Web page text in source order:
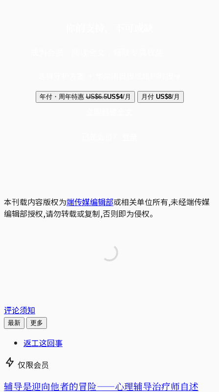
年付・周年特惠 US$6.5US$4/月 月付 US$8/月
本刊载内容版权为端传媒编辑部或相关单位所有,未经端传媒
编辑部授权,请勿转载或复制,否则即为侵权。
评论须知
最新 更多
返工这回事
仅限会员
辅导是迎向他者的冒险——心理辅导治疗师自述